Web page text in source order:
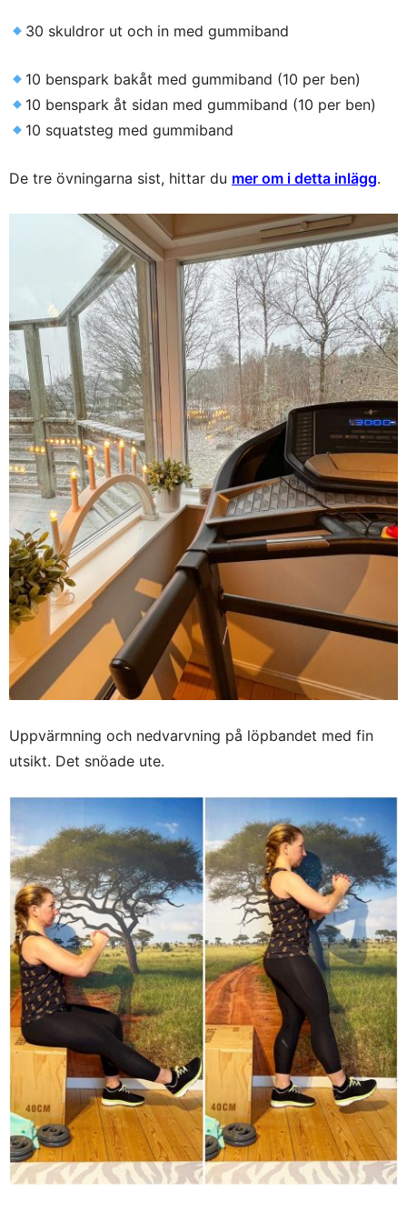
30 skuldror ut och in med gummiband
10 benspark bakåt med gummiband (10 per ben)
10 benspark åt sidan med gummiband (10 per ben)
10 squatsteg med gummiband
De tre övningarna sist, hittar du mer om i detta inlägg.
Uppvärmning och nedvarvning på löpbandet med fin
utsikt. Det snöade ute.